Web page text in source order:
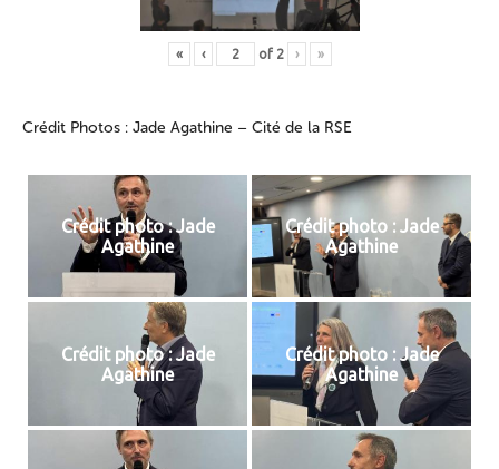
« ‹ of 2 › »
Crédit Photos : Jade Agathine – Cité de la RSE
Crédit photo : Jade
Agathine
Crédit photo : Jade
Agathine
Crédit photo : Jade
Agathine
Crédit photo : Jade
Agathine